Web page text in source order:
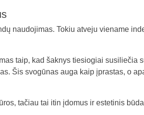
naudojimas. Tokiu atveju viename
taip, kad šaknys tiesiogiai susiliečia
Šis svogūnas auga kaip įprastas, o
tačiau tai itin įdomus ir estetinis